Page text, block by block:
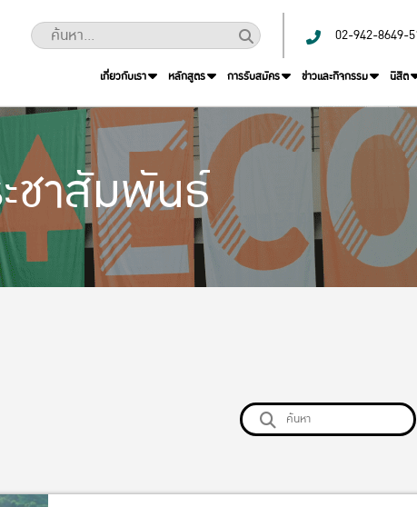
02-942-8649-
เกี่ยวกับเรา หลักสูตร การรับสมัคร ข่าวและกิจกรรม นิสิต
ชาสัมพันธ์